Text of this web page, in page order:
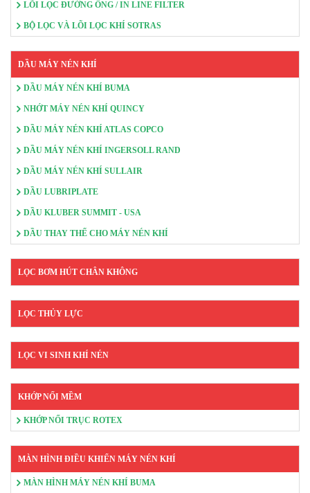
LÕI LỌC ĐƯỜNG ỐNG / IN LINE FILTER
BỘ LỌC VÀ LÕI LỌC KHÍ SOTRAS
DẦU MÁY NÉN KHÍ
DẦU MÁY NÉN KHÍ BUMA
NHỚT MÁY NÉN KHÍ QUINCY
DẦU MÁY NÉN KHÍ ATLAS COPCO
DẦU MÁY NÉN KHÍ INGERSOLL RAND
DẦU MÁY NÉN KHÍ SULLAIR
DẦU LUBRIPLATE
DẦU KLUBER SUMMIT - USA
DẦU THAY THẾ CHO MÁY NÉN KHÍ
LỌC BƠM HÚT CHÂN KHÔNG
LỌC THỦY LỰC
LỌC VI SINH KHÍ NÉN
KHỚP NỐI MỀM
KHỚP NỐI TRỤC ROTEX
MÀN HÌNH ĐIỀU KHIỂN MÁY NÉN KHÍ
MÀN HÌNH MÁY NÉN KHÍ BUMA